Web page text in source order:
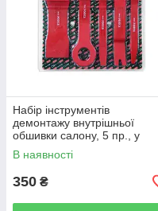
Набір інструментів
демонтажу внутрішньої
обшивки салону, 5 пр., у
блістері Rock FORCE RF-
905M1 Код (206)
В наявності
350 ₴